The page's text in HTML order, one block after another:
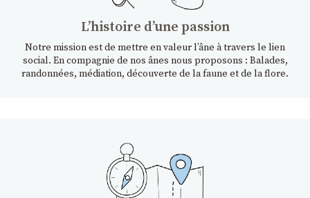
Lʼhistoire dʼune passion
Notre mission est de mettre en valeur l’âne à travers le lien
social. En compagnie de nos ânes nous proposons : Balades,
randonnées, médiation, découverte de la faune et de la flore.